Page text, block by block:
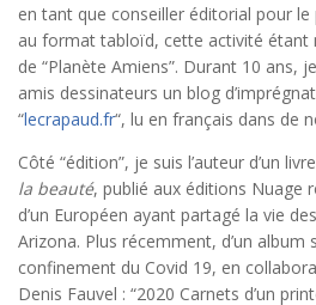
en tant que conseiller éditorial pour
au format tabloïd, cette activité étant
de “Planète Amiens”. Durant 10 ans,
amis dessinateurs un blog
“lecrapaud.fr“, lu en français dans de
Côté “édition”, je suis l’auteur d’un livre
la beauté, publié aux éditions Nuage
d’un Européen ayant partagé la vie
Arizona. Plus récemment, d’un album
confinement du Covid 19, en
Denis Fauvel : “2020 Carnets d’un